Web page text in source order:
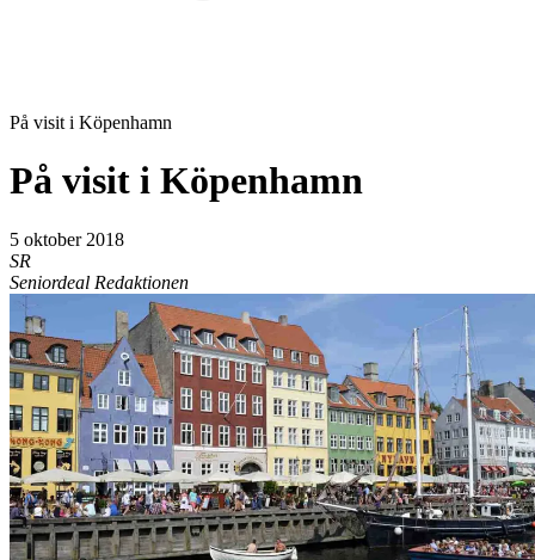
På visit i Köpenhamn
På visit i Köpenhamn
5 oktober 2018
SR
Seniordeal Redaktionen